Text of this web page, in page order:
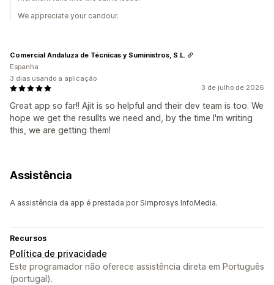
We appreciate your candour.
3 de julho de 2026
Great app so far!! Ajit is so helpful and their dev team is too. We
hope we get the resullts we need and, by the time I'm writing
this, we are getting them!
Comercial Andaluza de Técnicas y Suministros, S.L.
Espanha
3 dias usando a aplicação
Assistência
A assistência da app é prestada por Simprosys InfoMedia.
Recursos
Política de privacidade
Este programador não oferece assistência direta em Português
(portugal).